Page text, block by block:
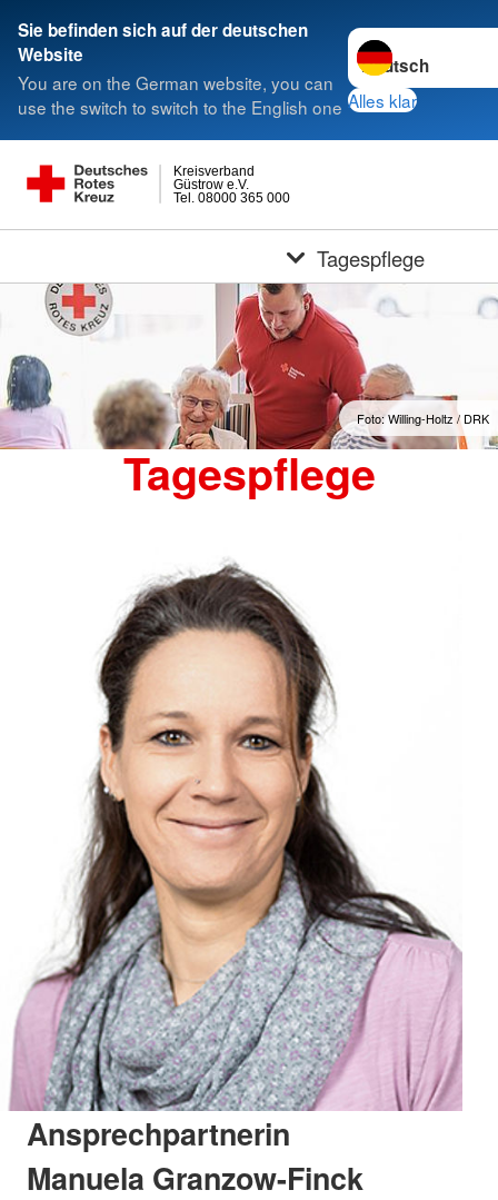
Sie befinden sich auf der deutschen
Website
You are on the German website, you can
use the switch to switch to the English one
Sprache wechseln
Alles klar
Tel. 08000 365 000
Güstrow e.V.
Kreisverband
Tagespflege
Foto: Willing-Holtz / DRK
Tagespflege
Ansprechpartnerin
Manuela Granzow-Finck